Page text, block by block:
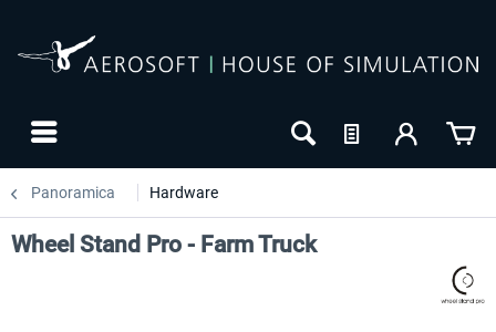
Panoramica Hardware
Wheel Stand Pro - Farm Truck